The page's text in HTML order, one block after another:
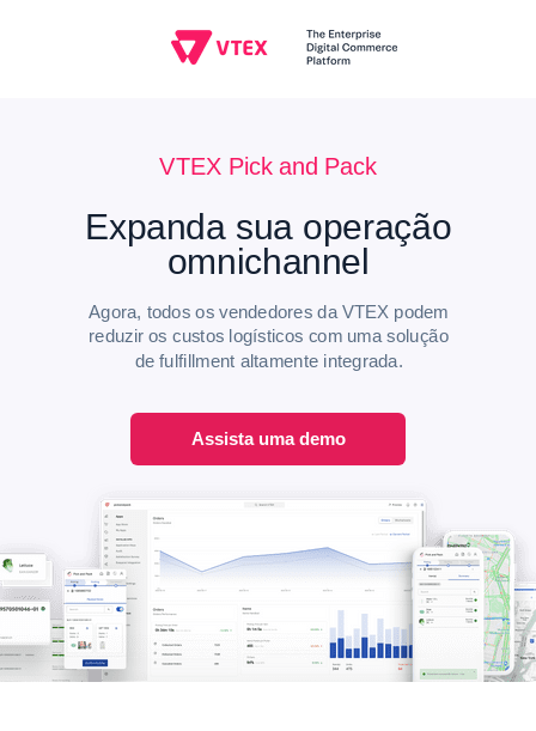
Expanda sua operação
omnichannel
Assista uma demo
VTEX Pick and Pack
Agora, todos os vendedores da VTEX podem
reduzir os custos logísticos com uma solução
de fulfillment altamente integrada.